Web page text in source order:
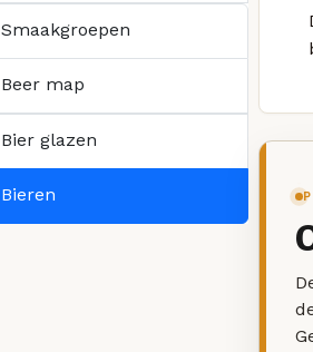
Smaakgroepen
Beer map
Bier glazen
Bieren